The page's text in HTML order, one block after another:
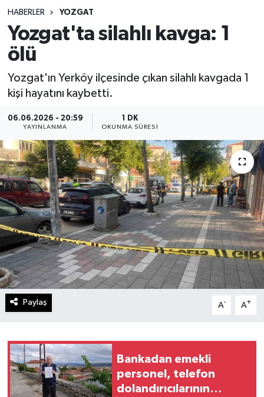
HABERLER YOZGAT
Yozgat'ta silahlı kavga: 1
ölü
Yozgat'ın Yerköy ilçesinde çıkan silahlı kavgada 1
kişi hayatını kaybetti.
06.06.2026 - 20:59
YAYINLANMA
1 DK
OKUNMA SÜRESI
Paylaş A- A+
Bankadan emekli
personel, telefon
dolandırıcılarının
Spor
Teknoloji